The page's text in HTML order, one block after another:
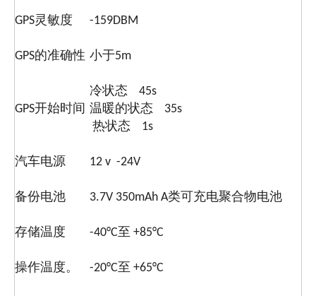
GPS灵敏度 -159DBM
GPS的准确性 小于5m
GPS开始时间
冷状态 45s
温暖的状态 35s
热状态 1s
汽车电源 12 v -24V
备份电池 3.7V 350mAh A类可充电聚合物电池
存储温度 -40°C至 +85°C
操作温度。 -20°C至 +65°C